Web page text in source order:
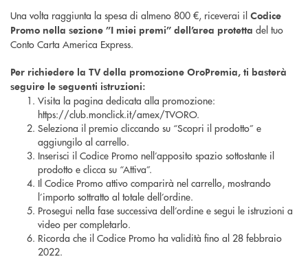
Una volta raggiunta la spesa di almeno 800 €, riceverai il Codice
Promo nella sezione ”I miei premi” dell’area protetta del tuo
Conto Carta America Express.
Per richiedere la TV della promozione OroPremia, ti basterà
seguire le seguenti istruzioni:
Visita la pagina dedicata alla promozione:
https://club.monclick.it/amex/TVORO.
Seleziona il premio cliccando su “Scopri il prodotto” e
aggiungilo al carrello.
Inserisci il Codice Promo nell’apposito spazio sottostante il
prodotto e clicca su “Attiva”.
Il Codice Promo attivo comparirà nel carrello, mostrando
l’importo sottratto al totale dell’ordine.
Prosegui nella fase successiva dell’ordine e segui le istruzioni a
video per completarlo.
Ricorda che il Codice Promo ha validità fino al 28 febbraio
2022.